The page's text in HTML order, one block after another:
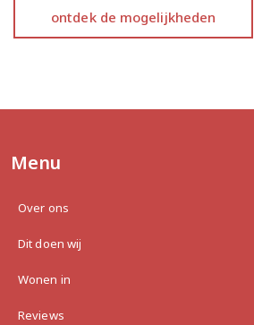
ontdek de mogelijkheden
Menu
Over ons
Dit doen wij
Wonen in
Reviews